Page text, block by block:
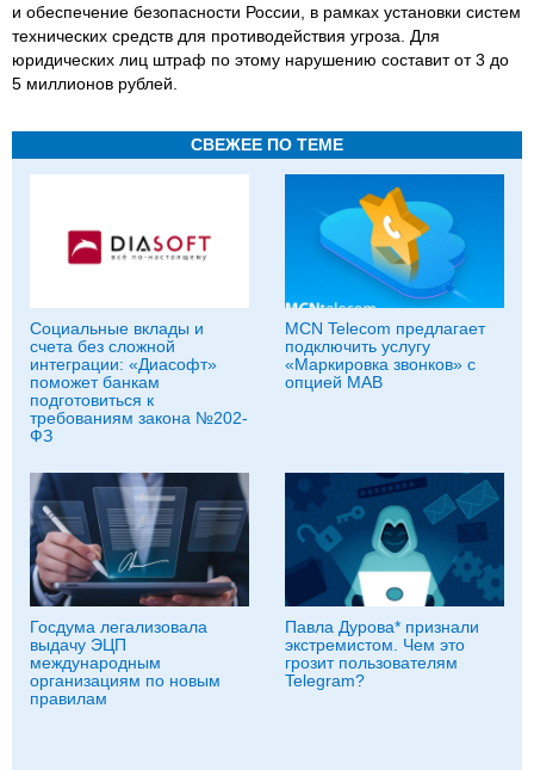
и обеспечение безопасности России, в рамках установки систем
технических средств для противодействия угроза. Для
юридических лиц штраф по этому нарушению составит от 3 до
5 миллионов рублей.
СВЕЖЕЕ ПО ТЕМЕ
Социальные вклады и
счета без сложной
интеграции: «Диасофт»
поможет банкам
подготовиться к
требованиям закона №202-
ФЗ
MCN Telecom предлагает
подключить услугу
«Маркировка звонков» с
опцией МАВ
Госдума легализовала
выдачу ЭЦП
международным
организациям по новым
правилам
Павла Дурова* признали
экстремистом. Чем это
грозит пользователям
Telegram?